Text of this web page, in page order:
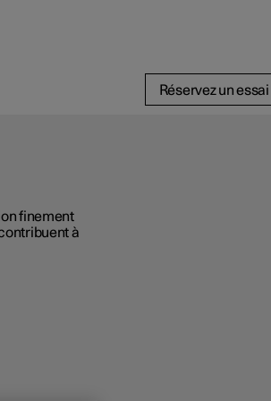
Réservez un essai
finement
à